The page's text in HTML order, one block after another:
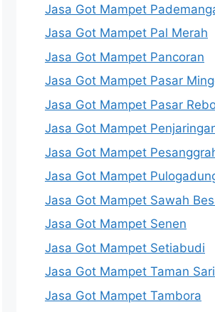
Jasa Got Mampet
Jasa Got Mampet Pal Merah
Jasa Got Mampet Pancoran
Jasa Got Mampet Pasar
Jasa Got Mampet Pasar
Jasa Got Mampet
Jasa Got Mampet
Jasa Got Mampet
Jasa Got Mampet Sawah
Jasa Got Mampet Senen
Jasa Got Mampet Setiabudi
Jasa Got Mampet Taman Sari
Jasa Got Mampet Tambora